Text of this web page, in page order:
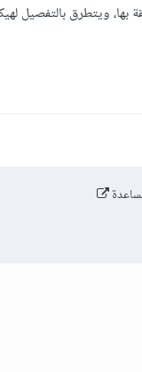
بها، ويتطرق بالتفصيل